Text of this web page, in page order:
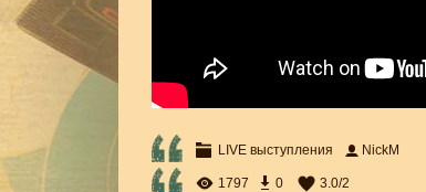
LIVE выступления NickM
1797 0 3.0/2